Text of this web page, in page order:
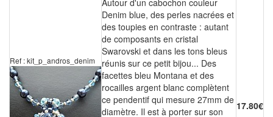
Ref : kit_p_andros_denim
Autour d'un cabochon couleur
Denim blue, des perles nacrées et
des toupies en contraste : autant
de composants en cristal
Swarovski et dans les tons bleus
réunis sur ce petit bijou... Des
facettes bleu Montana et des
rocailles argent blanc complètent
ce pendentif qui mesure 27mm de
diamètre. Il est à porter sur son
17.80€